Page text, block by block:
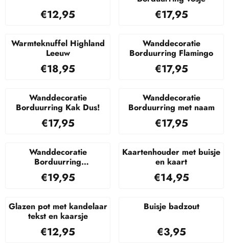
Prijs: 12,95
€12,95
Prijs: 17,95
€17,95
Warmteknuffel Highland
Leeuw
Prijs: 18,95
€18,95
Wanddecoratie
Borduurring Flamingo
Prijs: 17,95
€17,95
Wanddecoratie
Borduurring Kak Dus!
Prijs: 17,95
€17,95
Wanddecoratie
Borduurring met naam
Prijs: 17,95
€17,95
Wanddecoratie
Borduurring
gepersonaliseerd
Prijs: 19,95
€19,95
Kaartenhouder met buisje
en kaart
Prijs: 14,95
€14,95
Glazen pot met kandelaar
tekst en kaarsje
Prijs: 12,95
€12,95
Buisje badzout
Prijs: 3,95
€3,95